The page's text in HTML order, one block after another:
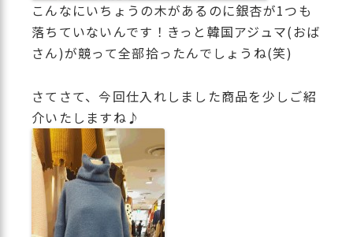
こんなにいちょうの木があるのに銀杏が1つも
落ちていないんです！きっと韓国アジュマ(おば
さん)が競って全部拾ったんでしょうね(笑)
さてさて、今回仕入れしました商品を少しご紹
介いたしますね♪